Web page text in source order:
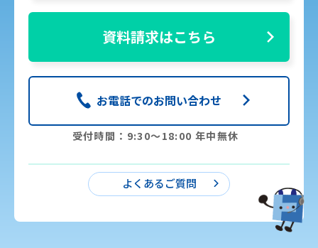
資料請求はこちら
お電話でのお問い合わせ
受付時間：9:30〜18:00 年中無休
よくあるご質問